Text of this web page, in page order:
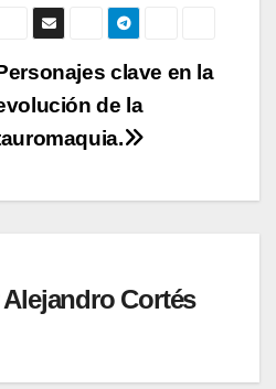
clave en la
de la
Alejandro Cortés